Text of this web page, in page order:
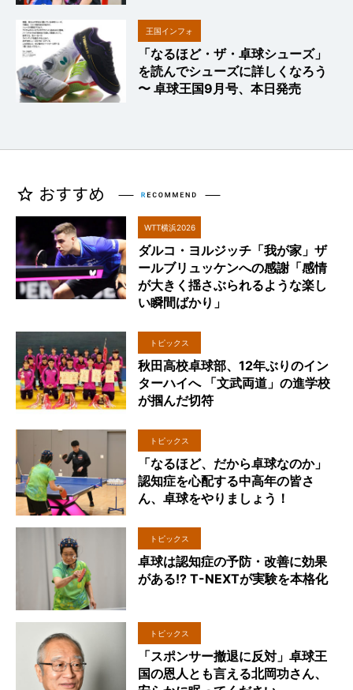
王国インフォ
「なるほど・ザ・卓球シューズ」
を読んでシューズに詳しくなろう
〜 卓球王国9月号、本日発売
WTT横浜2026
ダルコ・ヨルジッチ「我が家」ザ
ールブリュッケンへの感謝「感情
が大きく揺さぶられるような楽し
い瞬間ばかり」
トピックス
秋田高校卓球部、12年ぶりのイン
ターハイへ 「文武両道」の進学校
が掴んだ切符
トピックス
「なるほど、だから卓球なのか」
認知症を心配する中高年の皆さ
ん、卓球をやりましょう！
トピックス
卓球は認知症の予防・改善に効果
がある!? T-NEXTが実験を本格化
トピックス
「スポンサー撤退に反対」卓球王
国の恩人とも言える北岡功さん、